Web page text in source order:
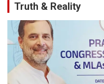
Truth & Reality